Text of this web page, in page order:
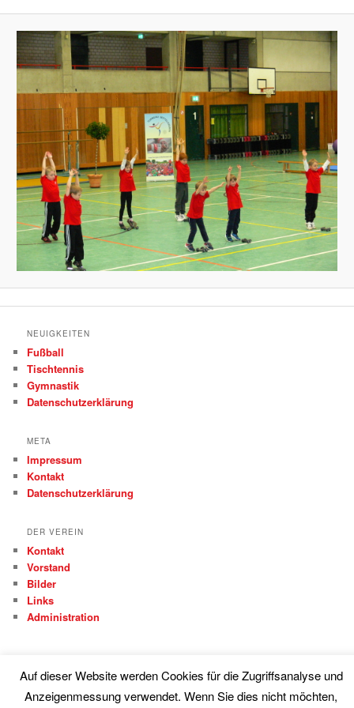
NEUIGKEITEN
Fußball
Tischtennis
Gymnastik
Datenschutzerklärung
META
Impressum
Kontakt
Datenschutzerklärung
DER VEREIN
Kontakt
Vorstand
Bilder
Links
Administration
Proudly powered by WordPress
Auf dieser Website werden Cookies für die Zugriffsanalyse und
Anzeigenmessung verwendet. Wenn Sie dies nicht möchten,